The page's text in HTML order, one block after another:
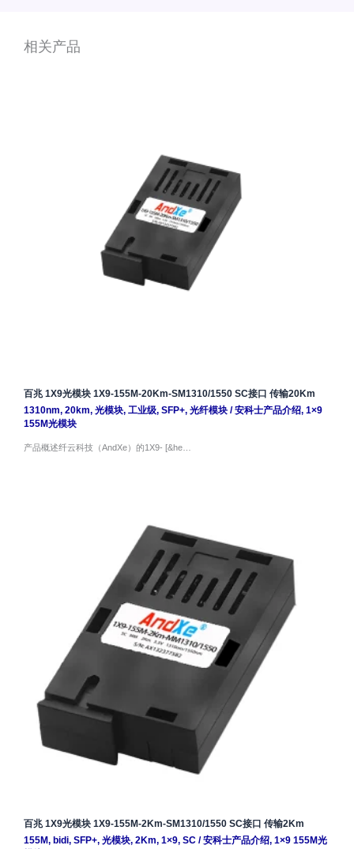
相关产品
百兆 1X9光模块 1X9-155M-20Km-SM1310/1550 SC接口 传输20Km
1310nm, 20km, 光模块, 工业级, SFP+, 光纤模块/安科士产品介绍, 1×9
155M光模块
产品概述纤云科技（AndXe）的1X9- [&he…
百兆 1X9光模块 1X9-155M-2Km-SM1310/1550 SC接口 传输2Km
155M, bidi, SFP+, 光模块, 2Km, 1×9, SC/安科士产品介绍, 1×9 155M光